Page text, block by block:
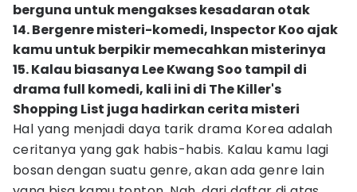
berguna untuk mengakses kesadaran otak
14. Bergenre misteri-komedi, Inspector Koo ajak
kamu untuk berpikir memecahkan misterinya
15. Kalau biasanya Lee Kwang Soo tampil di
drama full komedi, kali ini di The Killer's
Shopping List juga hadirkan cerita misteri
Hal yang menjadi daya tarik drama Korea adalah
ceritanya yang gak habis-habis. Kalau kamu lagi
bosan dengan suatu genre, akan ada genre lain